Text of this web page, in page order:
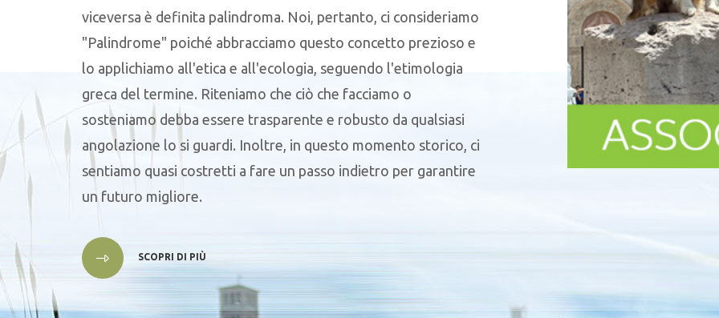
viceversa è definita palindroma. Noi, pertanto, ci consideriamo
"Palindrome" poiché abbracciamo questo concetto prezioso e
lo applichiamo all'etica e all'ecologia, seguendo l'etimologia
greca del termine. Riteniamo che ciò che facciamo o
sosteniamo debba essere trasparente e robusto da qualsiasi
angolazione lo si guardi. Inoltre, in questo momento storico, ci
sentiamo quasi costretti a fare un passo indietro per garantire
un futuro migliore.
SCOPRI DI PIÙ